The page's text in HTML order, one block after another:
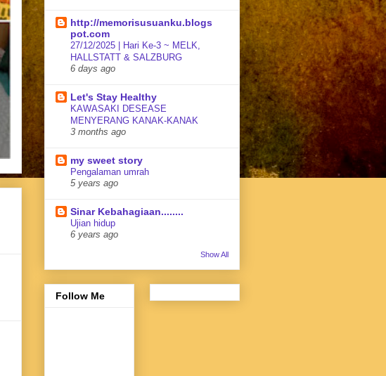
http://memorisusuanku.blogs
pot.com
27/12/2025 | Hari Ke-3 ~ MELK,
HALLSTATT & SALZBURG
6 days ago
Let's Stay Healthy
KAWASAKI DESEASE
MENYERANG KANAK-KANAK
3 months ago
my sweet story
Pengalaman umrah
5 years ago
Sinar Kebahagiaan........
Ujian hidup
6 years ago
Show All
Follow Me